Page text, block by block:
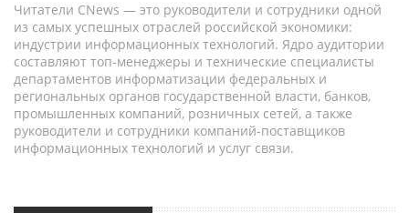
Читатели CNews — это руководители и сотрудники одной
из самых успешных отраслей российской экономики:
индустрии информационных технологий. Ядро аудитории
составляют топ-менеджеры и технические специалисты
департаментов информатизации федеральных и
региональных органов государственной власти, банков,
промышленных компаний, розничных сетей, а также
руководители и сотрудники компаний-поставщиков
информационных технологий и услуг связи.